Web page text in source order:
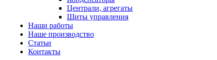
Централи, агрегаты
Щиты управления
Наши работы
Наше производство
Статьи
Контакты